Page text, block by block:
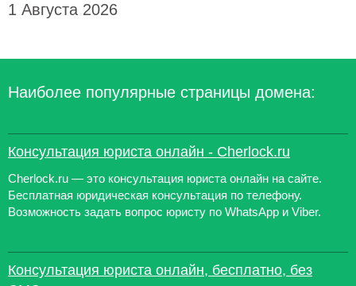
1 Августа 2026
Наиболее популярные страницы домена:
Консультация юриста онлайн - Cherlock.ru
Cherlock.ru — это консультация юриста онлайн на сайте.
Бесплатная юридическая консультация по телефону.
Возможность задать вопрос юристу по WhatsApp и Viber.
Консультация юриста онлайн, бесплатно, без